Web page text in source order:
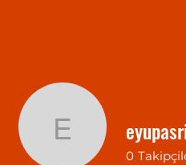
eyupasri
0